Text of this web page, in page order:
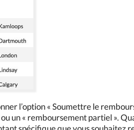
l’option « Soumettre le
un « remboursement partiel ».